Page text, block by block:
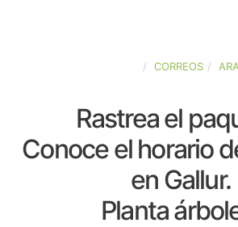
CORREOS
Rastrea el
Conoce el horario
en Gallur.
Planta